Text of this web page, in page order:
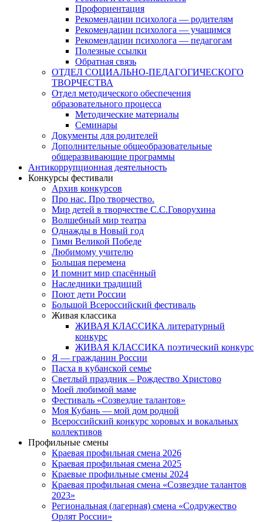
Профориентация
Рекомендации психолога — родителям
Рекомендации психолога — учащимся
Рекомендации психолога — педагогам
Полезные ссылки
Обратная связь
ОТДЕЛ СОЦИАЛЬНО-ПЕДАГОГИЧЕСКОГО
ТВОРЧЕСТВА
Отдел методического обеспечения
образовательного процесса
Методические материалы
Семинары
Документы для родителей
Дополнительные общеобразовательные
общеразвивающие программы
Антикоррупционная деятельность
Конкурсы фестивали
Архив конкурсов
Про нас. Про творчество.
Мир детей в творчестве С.С.Говорухина
Волшебный мир театра
Однажды в Новый год
Гимн Великой Победе
Любимому учителю
Большая перемена
И помнит мир спасённый
Наследники традиций
Поют дети России
Большой Всероссийский фестиваль
Живая классика
ЖИВАЯ КЛАССИКА литературный
конкурс
ЖИВАЯ КЛАССИКА поэтический конкурс
Я — гражданин России
Пасха в кубанской семье
Светлый праздник – Рождество Христово
Моей любимой маме
Фестиваль «Созвездие талантов»
Моя Кубань — мой дом родной
Всероссийский конкурс хоровых и вокальных
коллективов
Профильные смены
Краевая профильная смена 2026
Краевая профильная смена 2025
Краевые профильные смены 2024
Краевая профильная смена «Созвездие талантов
2023»
Региональная (лагерная) смена «Содружество
Орлят России»